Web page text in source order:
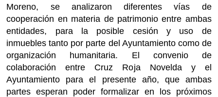
Moreno, se analizaron diferentes vías de
cooperación en materia de patrimonio entre ambas
entidades, para la posible cesión y uso de
inmuebles tanto por parte del Ayuntamiento como de
organización humanitaria. El convenio de
colaboración entre Cruz Roja Novelda y el
Ayuntamiento para el presente año, que ambas
partes esperan poder formalizar en los próximos